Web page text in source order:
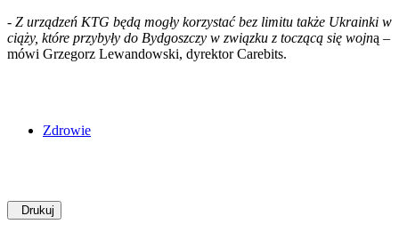
- Z urządzeń KTG będą mogły korzystać bez limitu także Ukrainki w
ciąży, które przybyły do Bydgoszczy w związku z toczącą się wojną –
mówi Grzegorz Lewandowski, dyrektor Carebits.
Zdrowie
Drukuj